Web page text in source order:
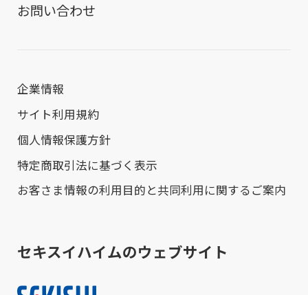
お問い合わせ
企業情報
サイト利用規約
個人情報保護方針
特定商取引法に基づく表示
お客さま情報の利用目的と共同利用に関するご案内
セキスイハイムのウェブサイト